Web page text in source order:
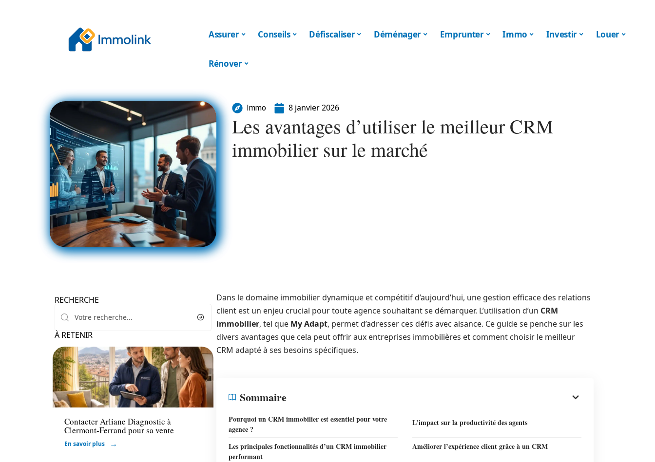
Assurer Conseils Défiscaliser Déménager Emprunter Immo Investir Louer
Rénover
Immo 8 janvier 2026
Les avantages d’utiliser le meilleur CRM
immobilier sur le marché
RECHERCHE
À RETENIR
Immo
Contacter Arliane Diagnostic à
Clermont-Ferrand pour sa vente
En savoir plus
Dans le domaine immobilier dynamique et compétitif d’aujourd’hui, une gestion efficace des relations
client est un enjeu crucial pour toute agence souhaitant se démarquer. L’utilisation d’un CRM
immobilier, tel que My Adapt, permet d’adresser ces défis avec aisance. Ce guide se penche sur les
divers avantages que cela peut offrir aux entreprises immobilières et comment choisir le meilleur
CRM adapté à ses besoins spécifiques.
Sommaire
Pourquoi un CRM immobilier est essentiel pour votre
agence ?
L’impact sur la productivité des agents
Les principales fonctionnalités d’un CRM immobilier
performant
Améliorer l’expérience client grâce à un CRM